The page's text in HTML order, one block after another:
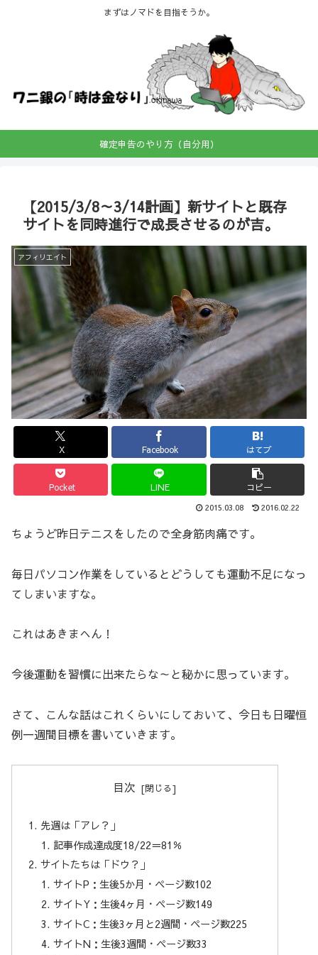
まずはノマドを目指そうか。
確定申告のやり方（自分用）
【2015/3/8～3/14計画】新サイトと既存
サイトを同時進行で成長させるのが吉。
アフィリエイト
X Facebook はてブ
Pocket LINE コピー
2015.03.08 2016.02.22
ちょうど昨日テニスをしたので全身筋肉痛です。
毎日パソコン作業をしているとどうしても運動不足になっ
てしまいますな。
これはあきまへん！
今後運動を習慣に出来たらな～と秘かに思っています。
さて、こんな話はこれくらいにしておいて、今日も日曜恒
例一週間目標を書いていきます。
目次
先週は「アレ？」
記事作成達成度18/22＝81％
サイトたちは「ドウ？」
サイトP：生後5か月・ページ数102
サイトY：生後4ヶ月・ページ数149
サイトC：生後3ヶ月と2週間・ページ数225
サイトN：生後3週間・ページ数33